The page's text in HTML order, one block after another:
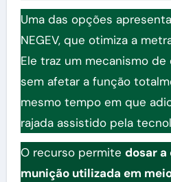
Uma das opções
NEGEV, que otimiza a
Ele traz um mecanismo
sem afetar a função
mesmo tempo em que
rajada assistido pela
O recurso permite dosar a
munição utilizada em